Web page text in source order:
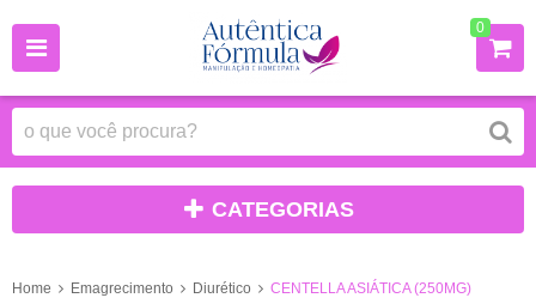
0
CATEGORIAS
Home Emagrecimento Diurético CENTELLA ASIÁTICA (250MG)